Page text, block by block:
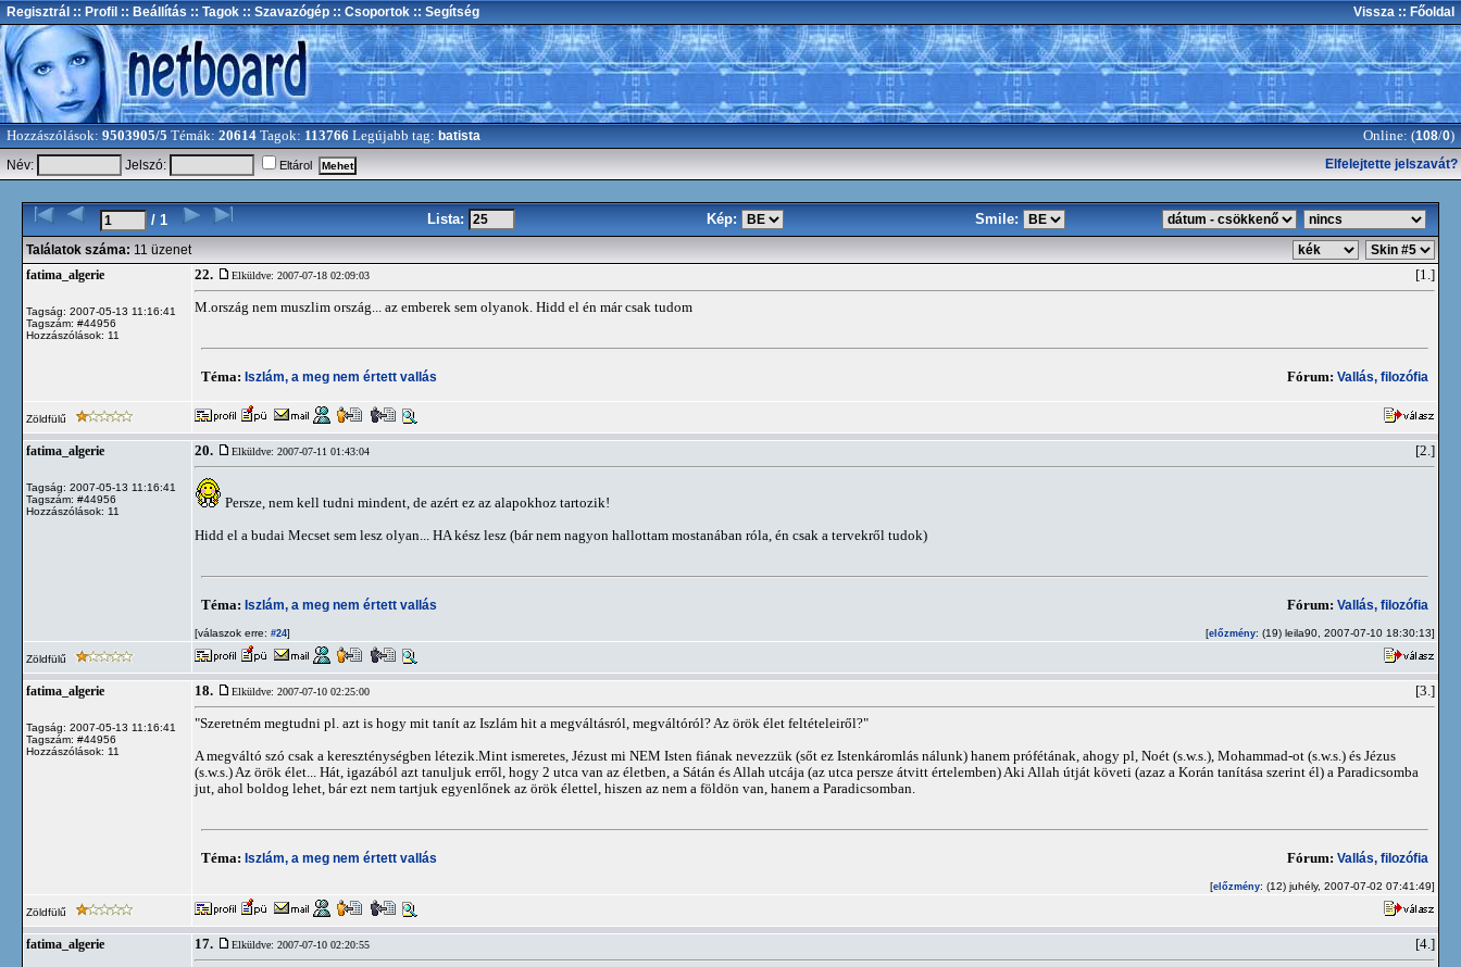
Regisztrál :: Profil :: Beállítás :: Tagok :: Szavazógép :: Csoportok :: Segítség Vissza :: Főoldal
Hozzászólások: 9503905/5 Témák: 20614 Tagok: 113766 Legújabb tag: batista Online: (108/0)
Név: Jelszó: Eltárol Elfelejtette jelszavát?
/ 1 Lista: Kép: Smile:
Találatok száma: 11 üzenet
fatima_algerie
Tagság: 2007-05-13 11:16:41
Tagszám: #44956
Hozzászólások: 11
22. Elküldve: 2007-07-18 02:09:03 [1.]
M.ország nem muszlim ország... az emberek sem olyanok. Hidd el én már csak tudom
Téma: Iszlám, a meg nem értett vallás Fórum: Vallás, filozófia
Zöldfülű
fatima_algerie
Tagság: 2007-05-13 11:16:41
Tagszám: #44956
Hozzászólások: 11
20. Elküldve: 2007-07-11 01:43:04 [2.]
Persze, nem kell tudni mindent, de azért ez az alapokhoz tartozik!
Hidd el a budai Mecset sem lesz olyan... HA kész lesz (bár nem nagyon hallottam mostanában róla, én csak a tervekről tudok)
Téma: Iszlám, a meg nem értett vallás Fórum: Vallás, filozófia
[válaszok erre: #24] [előzmény: (19) leila90, 2007-07-10 18:30:13]
Zöldfülű
fatima_algerie
Tagság: 2007-05-13 11:16:41
Tagszám: #44956
Hozzászólások: 11
18. Elküldve: 2007-07-10 02:25:00 [3.]
"Szeretném megtudni pl. azt is hogy mit tanít az Iszlám hit a megváltásról, megváltóról? Az örök élet feltételeiről?"
A megváltó szó csak a kereszténységben létezik.Mint ismeretes, Jézust mi NEM Isten fiának nevezzük (sőt ez Istenkáromlás nálunk) hanem prófétának, ahogy pl, Noét (s.w.s.), Mohammad-ot (s.w.s.) és Jézus
(s.w.s.) Az örök élet... Hát, igazából azt tanuljuk erről, hogy 2 utca van az életben, a Sátán és Allah utcája (az utca persze átvitt értelemben) Aki Allah útját követi (azaz a Korán tanítása szerint él) a Paradicsomba
jut, ahol boldog lehet, bár ezt nem tartjuk egyenlőnek az örök élettel, hiszen az nem a földön van, hanem a Paradicsomban.
Téma: Iszlám, a meg nem értett vallás Fórum: Vallás, filozófia
[előzmény: (12) juhély, 2007-07-02 07:41:49]
Zöldfülű
fatima_algerie 17. Elküldve: 2007-07-10 02:20:55 [4.]